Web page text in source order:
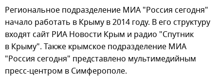
Региональное подразделение МИА "Россия сегодня"
начало работать в Крыму в 2014 году. В его структуру
входят сайт РИА Новости Крым и радио "Спутник
в Крыму". Также крымское подразделение МИА
"Россия сегодня" представлено мультимедийным
пресс-центром в Симферополе.